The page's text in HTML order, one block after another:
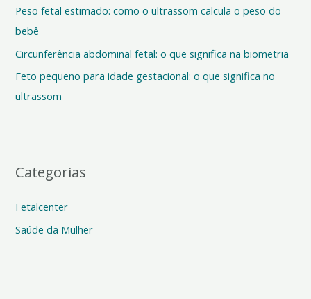
r
p
o
r
:
Peso fetal estimado: como o ultrassom calcula o peso do
bebê
Circunferência abdominal fetal: o que significa na biometria
Feto pequeno para idade gestacional: o que significa no
ultrassom
Categorias
Fetalcenter
Saúde da Mulher